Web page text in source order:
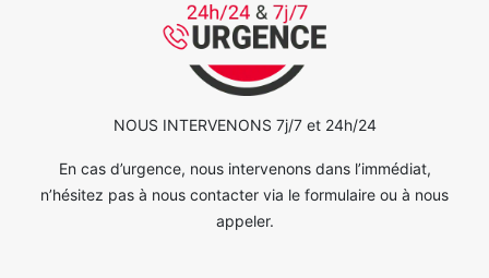
NOUS INTERVENONS 7j/7 et 24h/24
En cas d’urgence, nous intervenons dans l’immédiat,
n’hésitez pas à nous contacter via le formulaire ou à nous
appeler.